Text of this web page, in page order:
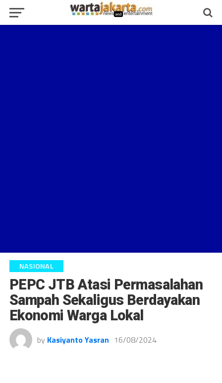
NASIONAL
PEPC JTB Atasi Permasalahan
Sampah Sekaligus Berdayakan
Ekonomi Warga Lokal
by Kasiyanto Yasran 16/08/2024